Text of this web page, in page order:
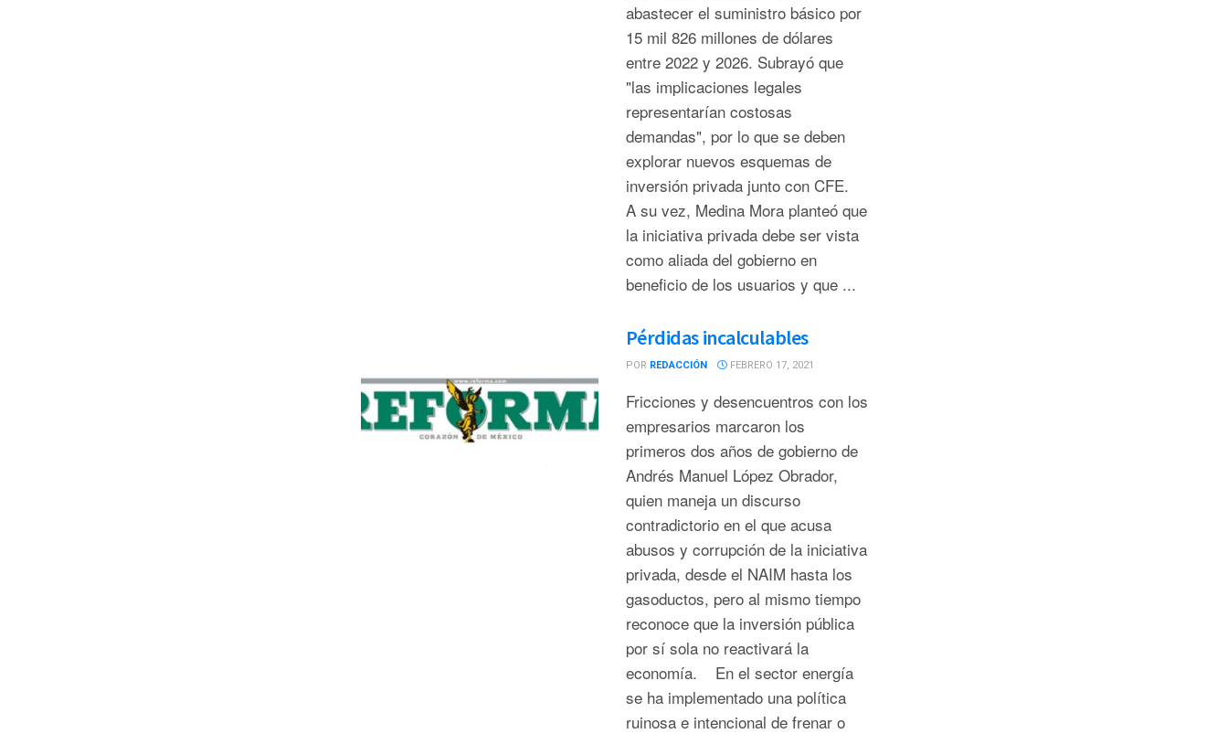
abastecer el suministro básico por
15 mil 826 millones de dólares
entre 2022 y 2026. Subrayó que
"las implicaciones legales
representarían costosas
demandas", por lo que se deben
explorar nuevos esquemas de
inversión privada junto con CFE.
A su vez, Medina Mora planteó que
la iniciativa privada debe ser vista
como aliada del gobierno en
beneficio de los usuarios y que ...
Pérdidas incalculables
POR REDACCIÓN FEBRERO 17, 2021
Fricciones y desencuentros con los
empresarios marcaron los
primeros dos años de gobierno de
Andrés Manuel López Obrador,
quien maneja un discurso
contradictorio en el que acusa
abusos y corrupción de la iniciativa
privada, desde el NAIM hasta los
gasoductos, pero al mismo tiempo
reconoce que la inversión pública
por sí sola no reactivará la
economía. En el sector energía
se ha implementado una política
ruinosa e intencional de frenar o